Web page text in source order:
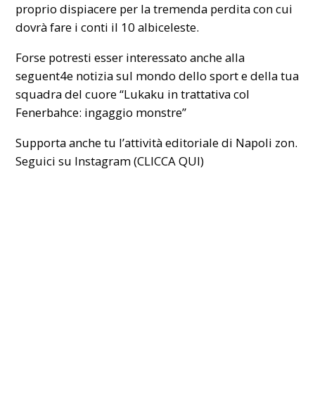
proprio dispiacere per la tremenda perdita con cui
dovrà fare i conti il 10 albiceleste.
Forse potresti esser interessato anche alla
seguent4e notizia sul mondo dello sport e della tua
squadra del cuore“Lukaku in trattativa col
Fenerbahce: ingaggio monstre”
Supporta anche tu l’attività editoriale di Napoli zon.
Seguici su Instagram (CLICCAQUI)